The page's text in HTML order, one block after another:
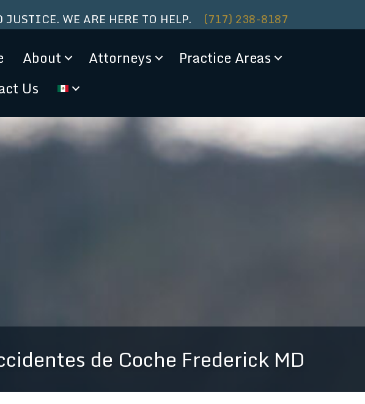
JUSTICE. WE ARE HERE TO HELP. (717) 238-8187
About Attorneys
Practice Areas
Us
de Coche Frederick MD